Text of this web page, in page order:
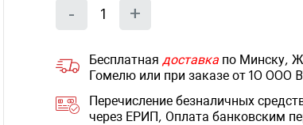
- Уменьшить
на
еденицу
Количество
+
на
еденицу
Бесплатная доставка по Минску,
Гомелю или при заказе от 10 000
Перечисление безналичных
через ЕРИП, Оплата банковским